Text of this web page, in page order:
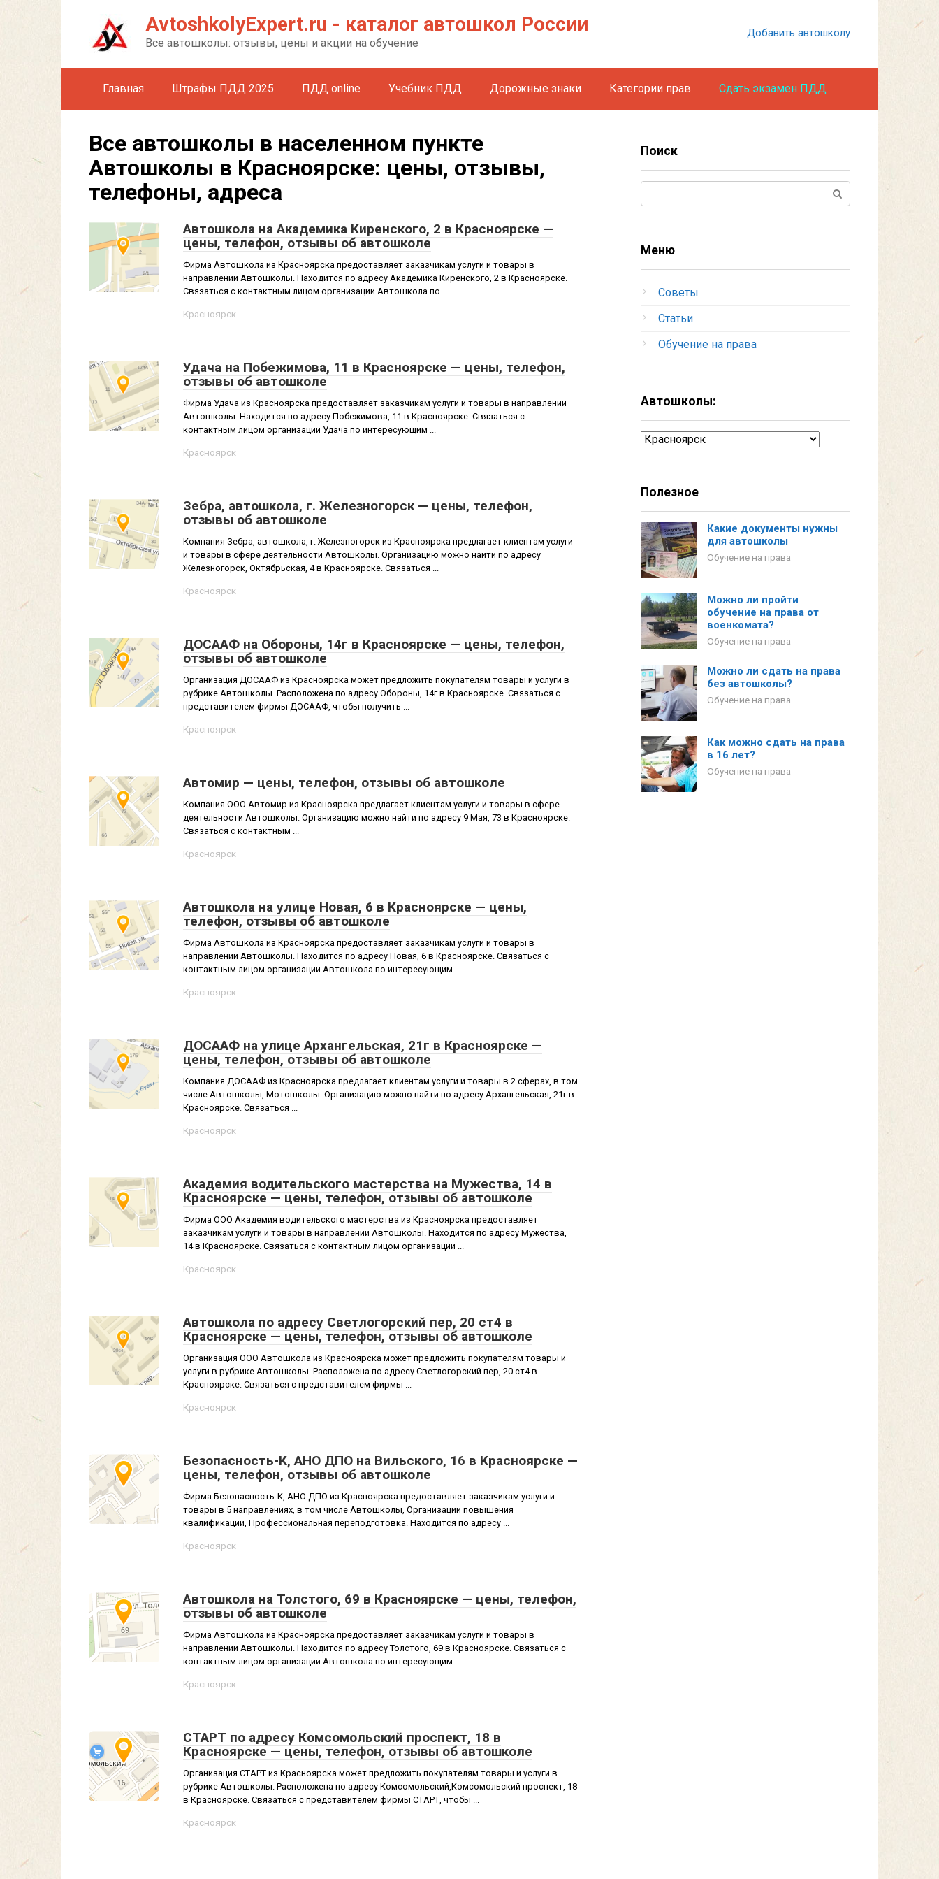
AvtoshkolyExpert.ru - каталог автошкол России
Все автошколы: отзывы, цены и акции на обучение
Добавить автошколу
Главная Штрафы ПДД 2025 ПДД online Учебник ПДД Дорожные знаки Категории прав Сдать экзамен ПДД
Все автошколы в населенном пункте
Автошколы в Красноярске: цены, отзывы,
телефоны, адреса
Автошкола на Академика Киренского, 2 в Красноярске —
цены, телефон, отзывы об автошколе
Фирма Автошкола из Красноярска предоставляет заказчикам услуги и товары в
направлении Автошколы. Находится по адресу Академика Киренского, 2 в Красноярске.
Связаться с контактным лицом организации Автошкола по ...
Красноярск
Удача на Побежимова, 11 в Красноярске — цены, телефон,
отзывы об автошколе
Фирма Удача из Красноярска предоставляет заказчикам услуги и товары в направлении
Автошколы. Находится по адресу Побежимова, 11 в Красноярске. Связаться с
контактным лицом организации Удача по интересующим ...
Красноярск
Зебра, автошкола, г. Железногорск — цены, телефон,
отзывы об автошколе
Компания Зебра, автошкола, г. Железногорск из Красноярска предлагает клиентам услуги
и товары в сфере деятельности Автошколы. Организацию можно найти по адресу
Железногорск, Октябрьская, 4 в Красноярске. Связаться ...
Красноярск
ДОСААФ на Обороны, 14г в Красноярске — цены, телефон,
отзывы об автошколе
Организация ДОСААФ из Красноярска может предложить покупателям товары и услуги в
рубрике Автошколы. Расположена по адресу Обороны, 14г в Красноярске. Связаться с
представителем фирмы ДОСААФ, чтобы получить ...
Красноярск
Автомир — цены, телефон, отзывы об автошколе
Компания ООО Автомир из Красноярска предлагает клиентам услуги и товары в сфере
деятельности Автошколы. Организацию можно найти по адресу 9 Мая, 73 в Красноярске.
Связаться с контактным ...
Красноярск
Автошкола на улице Новая, 6 в Красноярске — цены,
телефон, отзывы об автошколе
Фирма Автошкола из Красноярска предоставляет заказчикам услуги и товары в
направлении Автошколы. Находится по адресу Новая, 6 в Красноярске. Связаться с
контактным лицом организации Автошкола по интересующим ...
Красноярск
ДОСААФ на улице Архангельская, 21г в Красноярске —
цены, телефон, отзывы об автошколе
Компания ДОСААФ из Красноярска предлагает клиентам услуги и товары в 2 сферах, в том
числе Автошколы, Мотошколы. Организацию можно найти по адресу Архангельская, 21г в
Красноярске. Связаться ...
Красноярск
Академия водительского мастерства на Мужества, 14 в
Красноярске — цены, телефон, отзывы об автошколе
Фирма ООО Академия водительского мастерства из Красноярска предоставляет
заказчикам услуги и товары в направлении Автошколы. Находится по адресу Мужества,
14 в Красноярске. Связаться с контактным лицом организации ...
Красноярск
Автошкола по адресу Светлогорский пер, 20 ст4 в
Красноярске — цены, телефон, отзывы об автошколе
Организация ООО Автошкола из Красноярска может предложить покупателям товары и
услуги в рубрике Автошколы. Расположена по адресу Светлогорский пер, 20 ст4 в
Красноярске. Связаться с представителем фирмы ...
Красноярск
Безопасность-К, АНО ДПО на Вильского, 16 в Красноярске —
цены, телефон, отзывы об автошколе
Фирма Безопасность-К, АНО ДПО из Красноярска предоставляет заказчикам услуги и
товары в 5 направлениях, в том числе Автошколы, Организации повышения
квалификации, Профессиональная переподготовка. Находится по адресу ...
Красноярск
Автошкола на Толстого, 69 в Красноярске — цены, телефон,
отзывы об автошколе
Фирма Автошкола из Красноярска предоставляет заказчикам услуги и товары в
направлении Автошколы. Находится по адресу Толстого, 69 в Красноярске. Связаться с
контактным лицом организации Автошкола по интересующим ...
Красноярск
СТАРТ по адресу Комсомольский проспект, 18 в
Красноярске — цены, телефон, отзывы об автошколе
Организация СТАРТ из Красноярска может предложить покупателям товары и услуги в
рубрике Автошколы. Расположена по адресу Комсомольский,Комсомольский проспект, 18
в Красноярске. Связаться с представителем фирмы СТАРТ, чтобы ...
Красноярск
Поиск
Меню
Советы
Статьи
Обучение на права
Автошколы:
Автошколы:
Полезное
Какие документы нужны
для автошколы
Обучение на права
Можно ли пройти
обучение на права от
военкомата?
Обучение на права
Можно ли сдать на права
без автошколы?
Обучение на права
Как можно сдать на права
в 16 лет?
Обучение на права